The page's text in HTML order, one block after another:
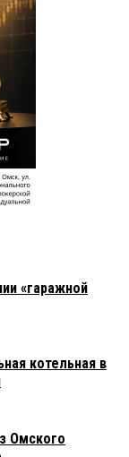
«гаражной
котельная в
Омского